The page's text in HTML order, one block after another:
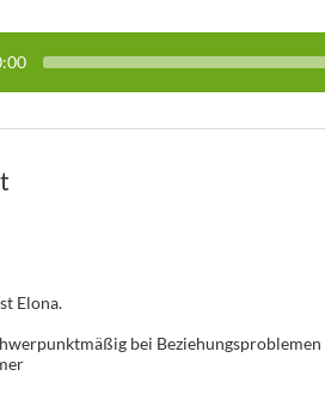
Elona.
bei Beziehungsproblemen